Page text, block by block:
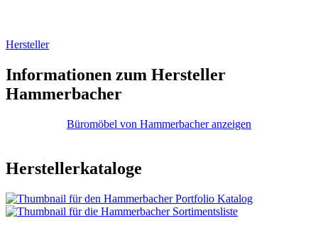
Hersteller
Informationen zum Hersteller
Hammerbacher
Büromöbel von Hammerbacher anzeigen
Herstellerkataloge